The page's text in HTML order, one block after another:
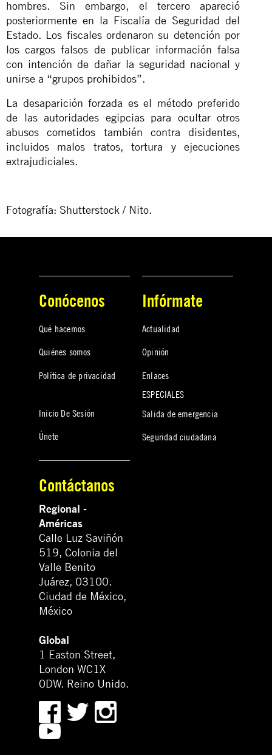
hombres. Sin embargo, el tercero apareció
posteriormente en la Fiscalía de Seguridad del
Estado. Los fiscales ordenaron su detención por
los cargos falsos de publicar información falsa
con intención de dañar la seguridad nacional y
unirse a “grupos prohibidos”.
La desaparición forzada es el método preferido
de las autoridades egipcias para ocultar otros
abusos cometidos también contra disidentes,
incluidos malos tratos, tortura y ejecuciones
extrajudiciales.
Fotografía: Shutterstock / Nito.
Conócenos
Qué hacemos
Quiénes somos
Política de privacidad
Inicio De Sesión
Únete
Infórmate
Actualidad
Opinión
Enlaces
ESPECIALES
Salida de emergencia
Seguridad ciudadana
Contáctanos
Regional -
Américas
Calle Luz Saviñón
519, Colonia del
Valle Benito
Juárez, 03100.
Ciudad de México,
México
Global
1 Easton Street,
London WC1X
0DW. Reino Unido.